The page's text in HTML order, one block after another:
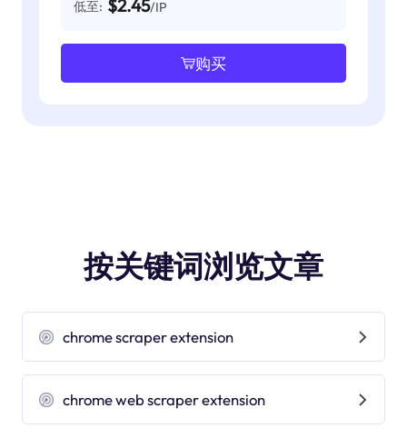
低至: $2.45/IP
购买
按关键词浏览文章
chrome scraper extension
chrome web scraper extension